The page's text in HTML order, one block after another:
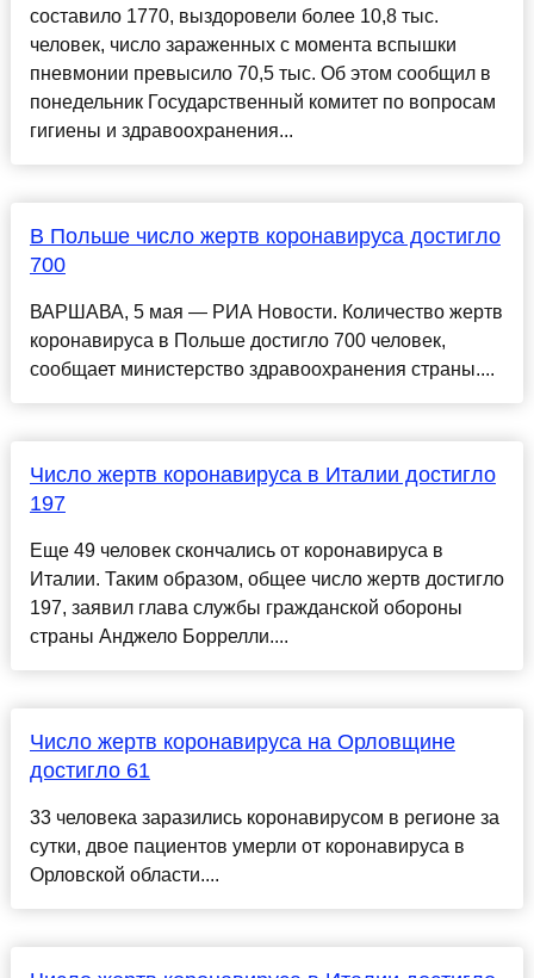
составило 1770, выздоровели более 10,8 тыс.
человек, число зараженных с момента вспышки
пневмонии превысило 70,5 тыс. Об этом сообщил в
понедельник Государственный комитет по вопросам
гигиены и здравоохранения...
В Польше число жертв коронавируса достигло
700
ВАРШАВА, 5 мая — РИА Новости. Количество жертв
коронавируса в Польше достигло 700 человек,
сообщает министерство здравоохранения страны....
Число жертв коронавируса в Италии достигло
197
Еще 49 человек скончались от коронавируса в
Италии. Таким образом, общее число жертв достигло
197, заявил глава службы гражданской обороны
страны Анджело Боррелли....
Число жертв коронавируса на Орловщине
достигло 61
33 человека заразились коронавирусом в регионе за
сутки, двое пациентов умерли от коронавируса в
Орловской области....